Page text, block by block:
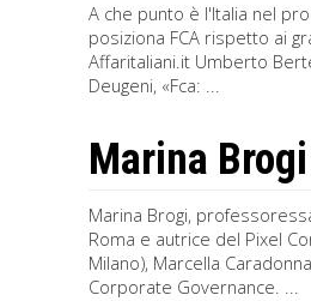
A che punto è l'Italia nel
posiziona FCA rispetto ai
Affaritaliani.it Umberto
Deugeni, «Fca: ...
Marina
Marina Brogi,
Roma e autrice del Pixel
Milano), Marcella
Corporate Governance. ...